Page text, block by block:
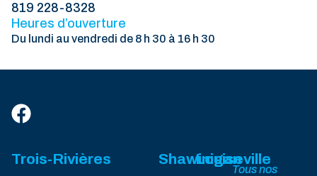
819 228-8328
Heures d’ouverture
Du lundi au vendredi de 8 h 30 à 16 h 30
Trois-Rivières Shawinigan
Louiseville
Tous nos